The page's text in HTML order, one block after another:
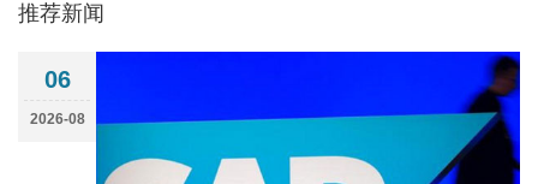
推荐新闻
06
2026-08